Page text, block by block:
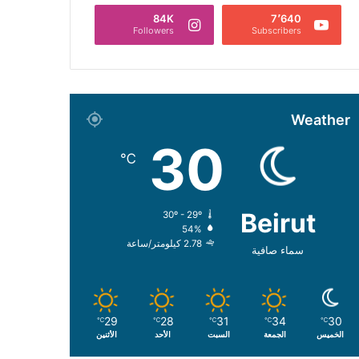
7٬640
Subscribers
84K
Followers
Weather
Beirut
سماء صافية
30
℃
30º - 29º
54%
2.78 كيلومتر/ساعة
30
℃
الخميس
34
℃
الجمعة
31
℃
السبت
28
℃
الأحد
29
℃
الأثنين